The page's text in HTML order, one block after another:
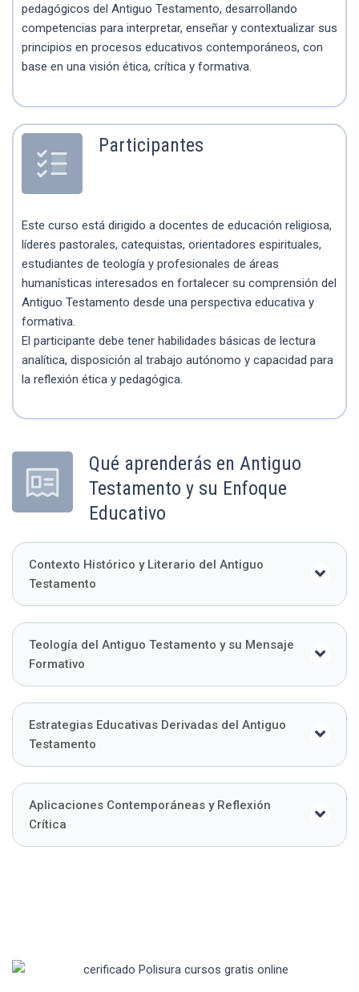
pedagógicos del Antiguo Testamento, desarrollando
competencias para interpretar, enseñar y contextualizar sus
principios en procesos educativos contemporáneos, con
base en una visión ética, crítica y formativa.
Participantes
Este curso está dirigido a docentes de educación religiosa,
líderes pastorales, catequistas, orientadores espirituales,
estudiantes de teología y profesionales de áreas
humanísticas interesados en fortalecer su comprensión del
Antiguo Testamento desde una perspectiva educativa y
formativa.
El participante debe tener habilidades básicas de lectura
analítica, disposición al trabajo autónomo y capacidad para
la reflexión ética y pedagógica.
Qué aprenderás en Antiguo
Testamento y su Enfoque
Educativo
Contexto Histórico y Literario del Antiguo
Testamento
Teología del Antiguo Testamento y su Mensaje
Formativo
Estrategias Educativas Derivadas del Antiguo
Testamento
Aplicaciones Contemporáneas y Reflexión
Crítica